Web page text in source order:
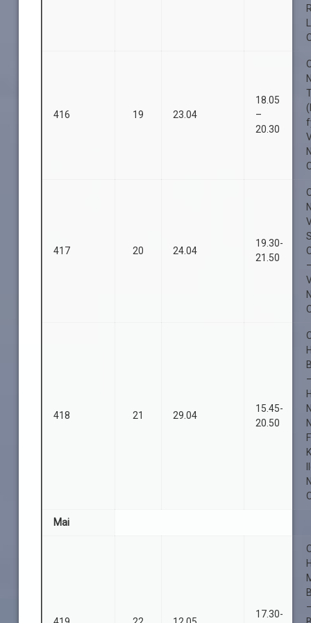
416 19 23.04
18.05
–
20.30
417 20 24.04
19.30-
21.50
418 21 29.04
15.45-
20.50
Mai
17.30-